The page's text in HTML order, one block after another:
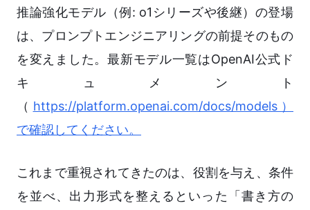
推論強化モデル（例: o1シリーズや後継）の登場
は、プロンプトエンジニアリングの前提そのもの
を変えました。最新モデル一覧はOpenAI公式ド
キュメント
（ https://platform.openai.com/docs/models）
で確認してください。
これまで重視されてきたのは、役割を与え、条件
を並べ、出力形式を整えるといった「書き方の